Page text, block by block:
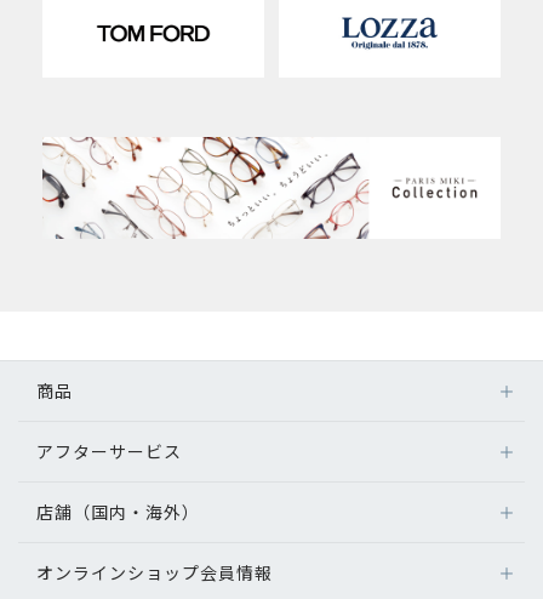
商品
アフターサービス
店舗（国内・海外）
オンラインショップ会員情報